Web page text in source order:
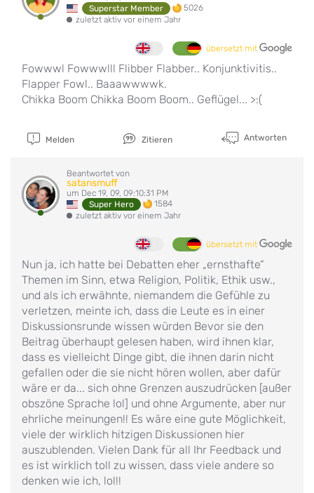
Superstar Member
5026
zuletzt aktiv vor einem Jahr
übersetzt mit
Fowwwl Fowwwlll Flibber Flabber.. Konjunktivitis..
Flapper Fowl.. Baaawwwwk.
Chikka Boom Chikka Boom Boom.. Geflügel... >:(
Melden Zitieren Antworten
Beantwortet von
satansmuff
um Dec 19, 09, 09:10:31 PM
Super Hero
1584
zuletzt aktiv vor einem Jahr
übersetzt mit
Nun ja, ich hatte bei Debatten eher „ernsthafte“
Themen im Sinn, etwa Religion, Politik, Ethik usw.,
und als ich erwähnte, niemandem die Gefühle zu
verletzen, meinte ich, dass die Leute es in einer
Diskussionsrunde wissen würden Bevor sie den
Beitrag überhaupt gelesen haben, wird ihnen klar,
dass es vielleicht Dinge gibt, die ihnen darin nicht
gefallen oder die sie nicht hören wollen, aber dafür
wäre er da... sich ohne Grenzen auszudrücken [außer
obszöne Sprache lol] und ohne Argumente, aber nur
ehrliche meinungen!! Es wäre eine gute Möglichkeit,
viele der wirklich hitzigen Diskussionen hier
auszublenden. Vielen Dank für all Ihr Feedback und
es ist wirklich toll zu wissen, dass viele andere so
denken wie ich, lol!!